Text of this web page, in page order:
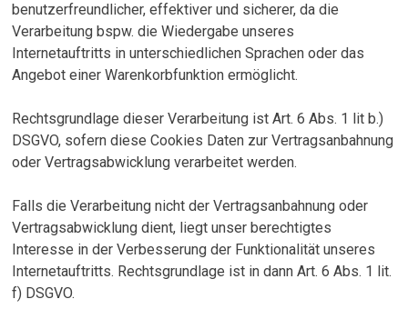
benutzerfreundlicher, effektiver und sicherer, da die
Verarbeitung bspw. die Wiedergabe unseres
Internetauftritts in unterschiedlichen Sprachen oder das
Angebot einer Warenkorbfunktion ermöglicht.
Rechtsgrundlage dieser Verarbeitung ist Art. 6 Abs. 1 lit b.)
DSGVO, sofern diese Cookies Daten zur Vertragsanbahnung
oder Vertragsabwicklung verarbeitet werden.
Falls die Verarbeitung nicht der Vertragsanbahnung oder
Vertragsabwicklung dient, liegt unser berechtigtes
Interesse in der Verbesserung der Funktionalität unseres
Internetauftritts. Rechtsgrundlage ist in dann Art. 6 Abs. 1 lit.
f) DSGVO.